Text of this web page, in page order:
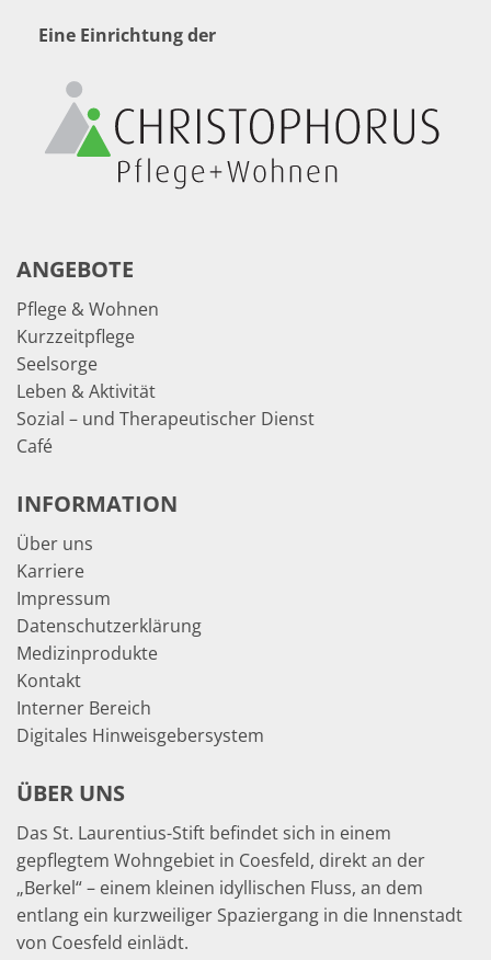
Eine Einrichtung der
ANGEBOTE
Pflege & Wohnen
Kurzzeitpflege
Seelsorge
Leben & Aktivität
Sozial – und Therapeutischer Dienst
Café
INFORMATION
Über uns
Karriere
Impressum
Datenschutzerklärung
Medizinprodukte
Kontakt
Interner Bereich
Digitales Hinweisgebersystem
ÜBER UNS
Das St. Laurentius-Stift befindet sich in einem
gepflegtem Wohngebiet in Coesfeld, direkt an der
„Berkel“ – einem kleinen idyllischen Fluss, an dem
entlang ein kurzweiliger Spaziergang in die Innenstadt
von Coesfeld einlädt.